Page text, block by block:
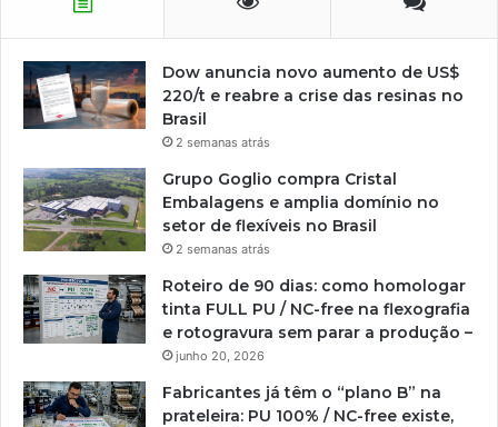
Dow anuncia novo aumento de US$
220/t e reabre a crise das resinas no
Brasil
2 semanas atrás
Grupo Goglio compra Cristal
Embalagens e amplia domínio no
setor de flexíveis no Brasil
2 semanas atrás
Roteiro de 90 dias: como homologar
tinta FULL PU / NC-free na flexografia
e rotogravura sem parar a produção –
junho 20, 2026
Fabricantes já têm o “plano B” na
prateleira: PU 100% / NC-free existe,